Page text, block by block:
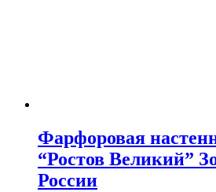
Фарфоровая
“Ростов Великий”
России